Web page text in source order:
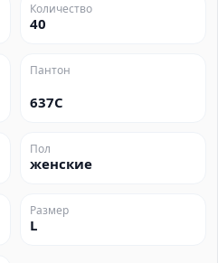
Количество
40
Пантон
637C
Пол
женские
Размер
L